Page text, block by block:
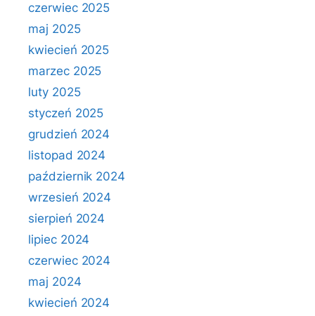
czerwiec 2025
maj 2025
kwiecień 2025
marzec 2025
luty 2025
styczeń 2025
grudzień 2024
listopad 2024
październik 2024
wrzesień 2024
sierpień 2024
lipiec 2024
czerwiec 2024
maj 2024
kwiecień 2024